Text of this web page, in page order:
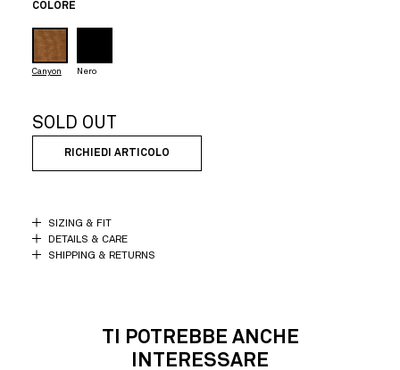
COLORE
Canyon Nero
SOLD OUT
RICHIEDI ARTICOLO
SIZING & FIT
DETAILS & CARE
SHIPPING & RETURNS
TI POTREBBE ANCHE
INTERESSARE